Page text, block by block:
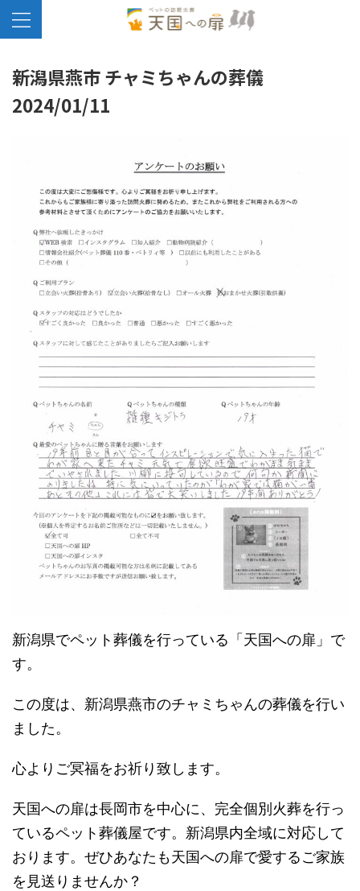
新潟県燕市 チャミちゃんの葬儀
2024/01/11
新潟県でペット葬儀を行っている「天国への扉」で
す。
この度は、新潟県燕市のチャミちゃんの葬儀を行い
ました。
心よりご冥福をお祈り致します。
天国への扉は長岡市を中心に、完全個別火葬を行っ
ているペット葬儀屋です。新潟県内全域に対応して
おります。ぜひあなたも天国への扉で愛するご家族
を見送りませんか？